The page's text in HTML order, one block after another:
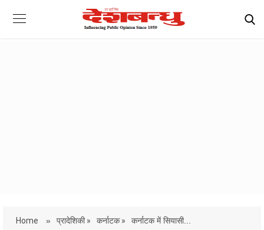
Home » प्रादेशिकी » कर्नाटक » कर्नाटक में सियासी...